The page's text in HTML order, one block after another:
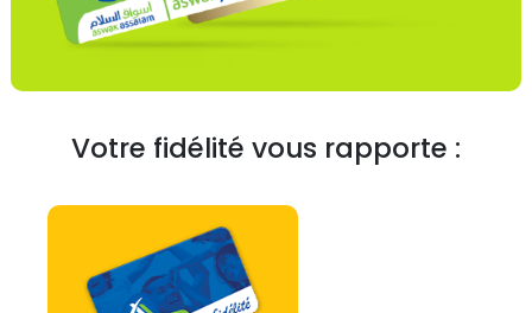
Votre fidélité vous rapporte :